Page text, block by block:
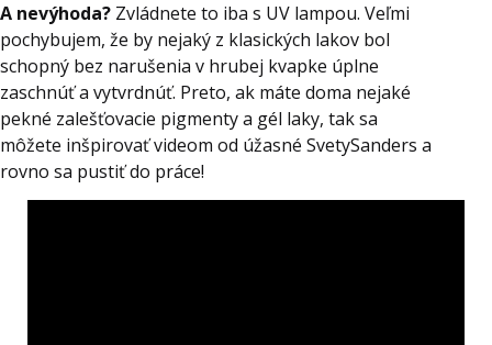
A nevýhoda? Zvládnete to iba s UV lampou. Veľmi
pochybujem, že by nejaký z klasických lakov bol
schopný bez narušenia v hrubej kvapke úplne
zaschnúť a vytvrdnúť. Preto, ak máte doma nejaké
pekné zalešťovacie pigmenty a gél laky, tak sa
môžete inšpirovať videom od úžasné SvetySanders a
rovno sa pustiť do práce!